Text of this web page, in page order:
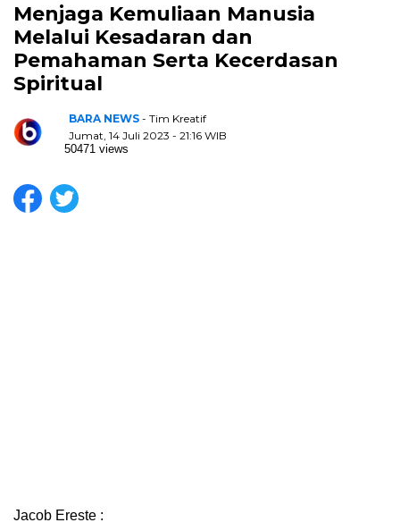
Menjaga Kemuliaan Manusia
Melalui Kesadaran dan
Pemahaman Serta Kecerdasan
Spiritual
BARA NEWS - Tim Kreatif
Jumat, 14 Juli 2023 - 21:16 WIB
50471 views
Jacob Ereste :